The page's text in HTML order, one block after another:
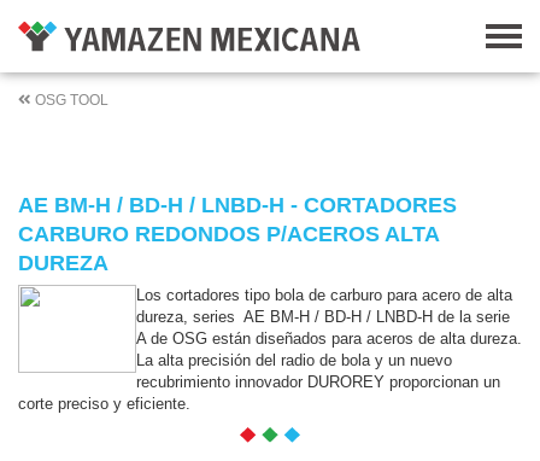
OSG TOOL
AE BM-H / BD-H / LNBD-H - CORTADORES
CARBURO REDONDOS P/ACEROS ALTA
DUREZA
Los cortadores tipo bola de carburo para acero de alta
dureza, series AE BM-H / BD-H / LNBD-H de la serie
A de OSG están diseñados para aceros de alta dureza.
La alta precisión del radio de bola y un nuevo
recubrimiento innovador DUROREY proporcionan un
corte preciso y eficiente.